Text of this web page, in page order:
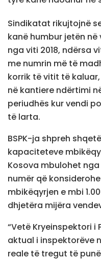
Sindikatat rikujtojnë
kanë humbur jetën
nga viti 2018, ndërsa
me numrin më të
korrik të vitit të
në kantiere ndërtimi
periudhës kur vendi
të larta.
BSPK-ja shpreh
kapaciteteve
Kosova mbulohet
numër që
mbikëqyrjen e mbi
dhjetëra mijëra
“Vetë Kryeinspektori i
aktual i inspektorëve
reale të tregut të